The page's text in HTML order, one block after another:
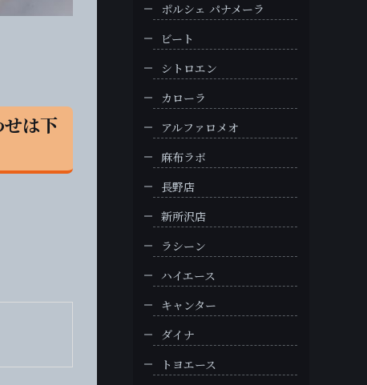
は下
ポルシェ パナメーラ
ビート
シトロエン
カローラ
アルファロメオ
麻布ラボ
長野店
新所沢店
ラシーン
ハイエース
キャンター
ダイナ
トヨエース